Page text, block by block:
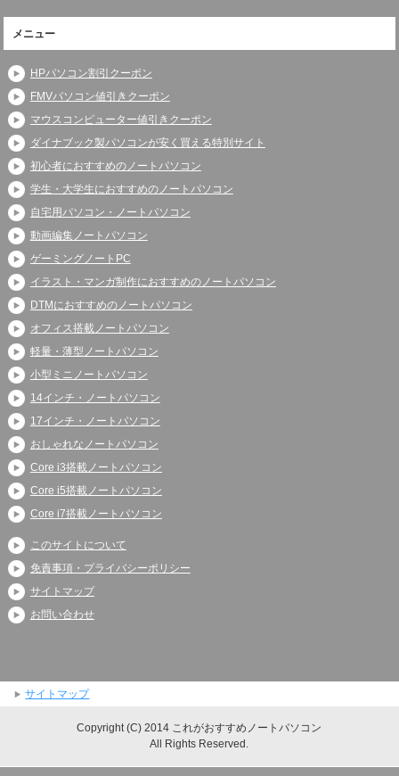
メニュー
HPパソコン割引クーポン
FMVパソコン値引きクーポン
マウスコンピューター値引きクーポン
ダイナブック製パソコンが安く買える特別サイト
初心者におすすめのノートパソコン
学生・大学生におすすめのノートパソコン
自宅用パソコン・ノートパソコン
動画編集ノートパソコン
ゲーミングノートPC
イラスト・マンガ制作におすすめのノートパソコン
DTMにおすすめのノートパソコン
オフィス搭載ノートパソコン
軽量・薄型ノートパソコン
小型ミニノートパソコン
14インチ・ノートパソコン
17インチ・ノートパソコン
おしゃれなノートパソコン
Core i3搭載ノートパソコン
Core i5搭載ノートパソコン
Core i7搭載ノートパソコン
このサイトについて
免責事項・プライバシーポリシー
サイトマップ
お問い合わせ
サイトマップ
Copyright (C) 2014 これがおすすめノートパソコン
All Rights Reserved.